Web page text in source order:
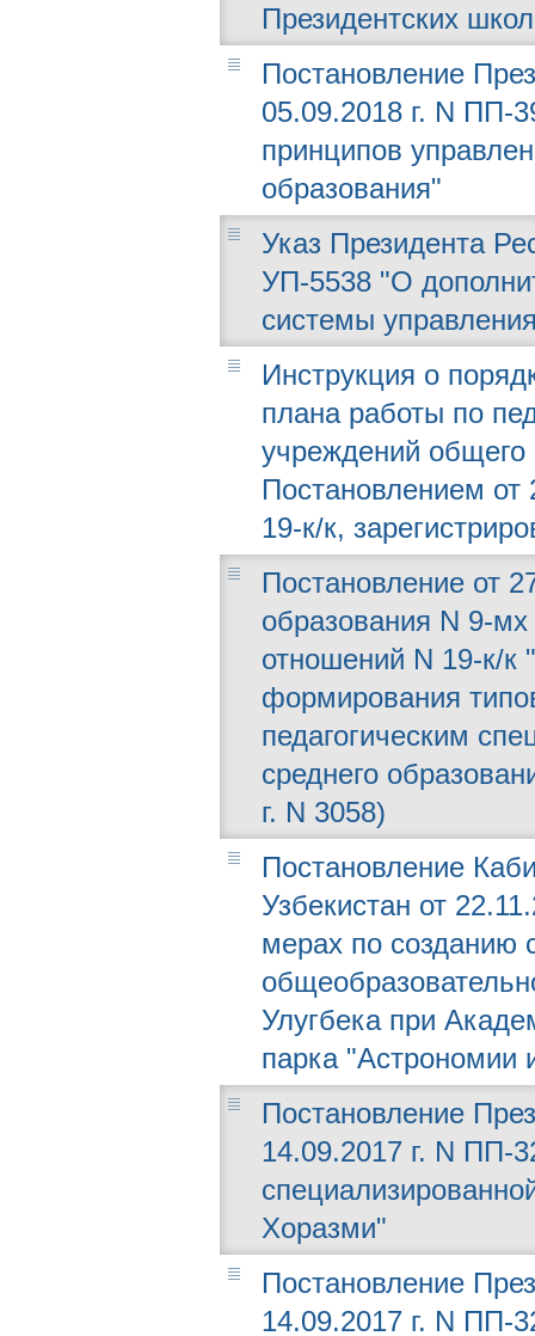
Президентских
Постановление
05.09.2018 г. N ПП-
принципов
образования"
Указ Президента
УП-5538 "О
системы
Инструкция о
плана работы по
учреждений общего
Постановлением
19-к/к,
Постановление от
образования N 9-
отношений N 19-к/к
формирования
педагогическим
среднего
г. N 3058)
Постановление
Узбекистан от
мерах по созданию
Улугбека при
парка "Астрономии
Постановление
14.09.2017 г. N ПП-
Хоразми"
Постановление
14.09.2017 г. N ПП-